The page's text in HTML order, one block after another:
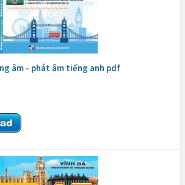
âm - phát âm tiếng anh pdf